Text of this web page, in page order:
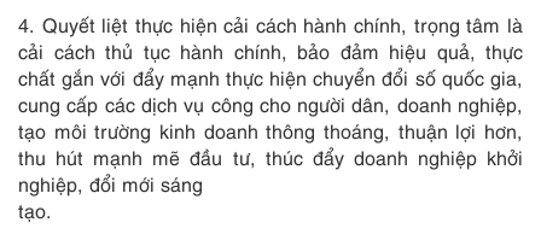
4. Quyết liệt thực hiện cải cách hành chính, trọng tâm là
cải cách thủ tục hành chính, bảo đảm hiệu quả, thực
chất gắn với đẩy mạnh thực hiện chuyển đổi số quốc gia,
cung cấp các dịch vụ công cho người dân, doanh nghiệp,
tạo môi trường kinh doanh thông thoáng, thuận lợi hơn,
thu hút mạnh mẽ đầu tư, thúc đẩy doanh nghiệp khởi
nghiệp, đổi mới sáng
tạo.